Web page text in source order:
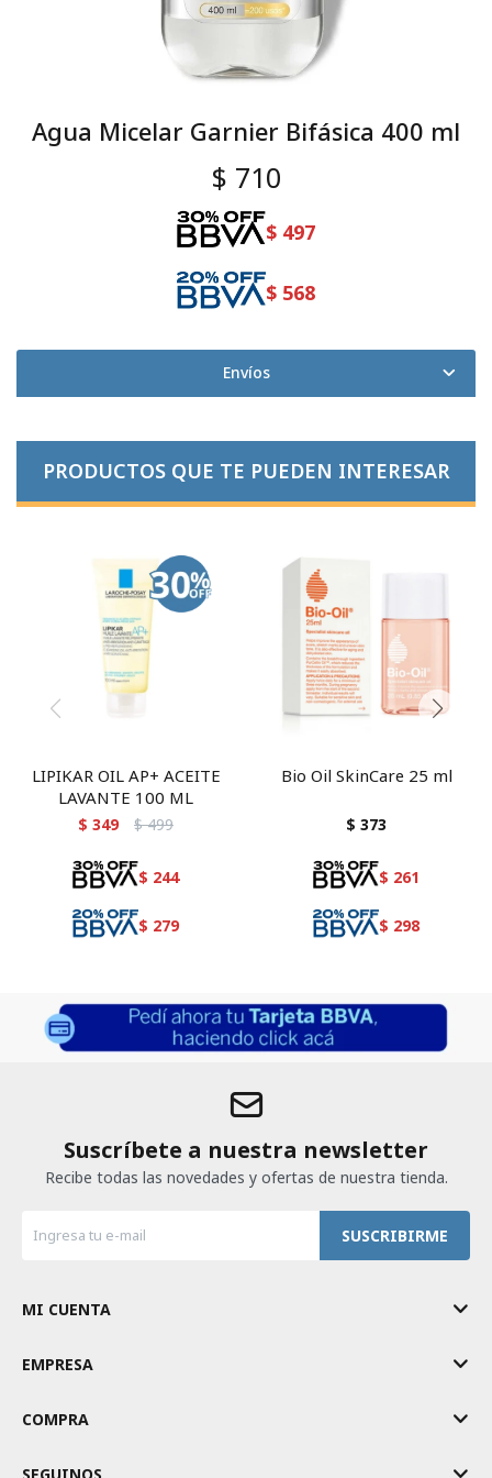
Agua Micelar Garnier Bifásica 400 ml
$ 710
$ 497
$ 568
Envíos
PRODUCTOS QUE TE PUEDEN INTERESAR
LIPIKAR OIL AP+ ACEITE
LAVANTE 100 ML
$ 349 $ 499
$ 244
$ 279
Bio Oil SkinCare 25 ml
$ 373
$ 261
$ 298
Suscríbete a nuestra newsletter
Recibe todas las novedades y ofertas de nuestra tienda.
SUSCRIBIRME
MI CUENTA
EMPRESA
COMPRA